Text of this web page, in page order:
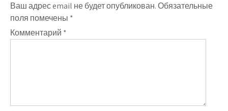
Ваш адрес email не будет опубликован.Обязательные
поля помечены *
Комментарий *